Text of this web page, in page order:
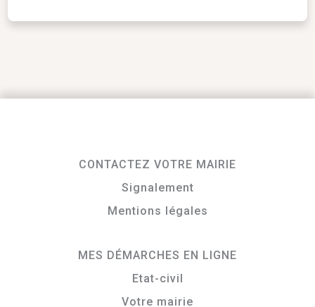
CONTACTEZ VOTRE MAIRIE
Signalement
Mentions légales
MES DÉMARCHES EN LIGNE
Etat-civil
Votre mairie